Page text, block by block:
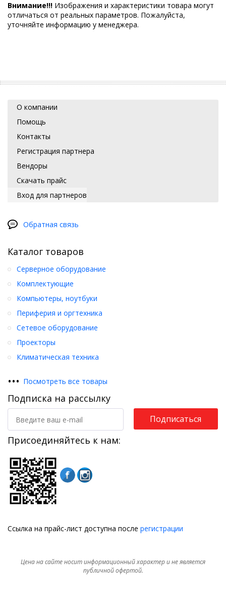
Внимание!!! Изображения и характеристики товара могут
отличаться от реальных параметров. Пожалуйста,
уточняйте информацию у менеджера.
О компании
Помощь
Контакты
Регистрация партнера
Вендоры
Скачать прайс
Вход для партнеров
Обратная связь
Каталог товаров
Серверное оборудование
Комплектующие
Компьютеры, ноутбуки
Периферия и оргтехника
Сетевое оборудование
Проекторы
Климатическая техника
••• Посмотреть все товары
Подписка на рассылку
Подписаться
Присоединяйтесь к нам:
Ссылка на прайс-лист доступна после регистрации
Цена на сайте носит информационный характер и не является
публичной офертой.